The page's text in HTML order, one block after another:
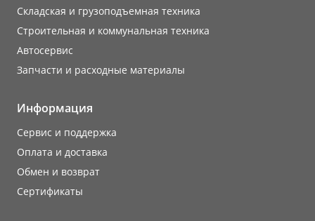
Складская и грузоподъемная техника
Строительная и коммунальная техника
Автосервис
Запчасти и расходные материалы
Информация
Сервис и поддержка
Оплата и доставка
Обмен и возврат
Сертификаты